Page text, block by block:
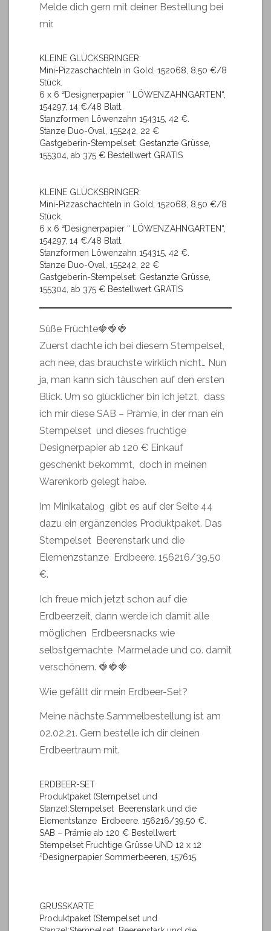
Melde dich gern mit deiner Bestellung bei
mir.
KLEINE GLÜCKSBRINGER:
Mini-Pizzaschachteln in Gold, 152068, 8,50 €/8
Stück.
6 x 6 ²Designerpapier “ LÖWENZAHNGARTEN“,
154297, 14 €/48 Blatt.
Stanzformen Löwenzahn 154315, 42 €.
Stanze Duo-Oval, 155242, 22 €
Gastgeberin-Stempelset: Gestanzte Grüsse,
155304, ab 375 € Bestellwert GRATIS
KLEINE GLÜCKSBRINGER:
Mini-Pizzaschachteln in Gold, 152068, 8,50 €/8
Stück.
6 x 6 ²Designerpapier “ LÖWENZAHNGARTEN“,
154297, 14 €/48 Blatt.
Stanzformen Löwenzahn 154315, 42 €.
Stanze Duo-Oval, 155242, 22 €
Gastgeberin-Stempelset: Gestanzte Grüsse,
155304, ab 375 € Bestellwert GRATIS
Süße Früchte🍓🍓🍓
Zuerst dachte ich bei diesem Stempelset,
ach nee, das brauchste wirklich nicht… Nun
ja, man kann sich täuschen auf den ersten
Blick. Um so glücklicher bin ich jetzt, dass
ich mir diese SAB – Prämie, in der man ein
Stempelset und dieses fruchtige
Designerpapier ab 120 € Einkauf
geschenkt bekommt, doch in meinen
Warenkorb gelegt habe.
Im Minikatalog gibt es auf der Seite 44
dazu ein ergänzendes Produktpaket. Das
Stempelset Beerenstark und die
Elemenzstanze Erdbeere. 156216/39,50
€.
Ich freue mich jetzt schon auf die
Erdbeerzeit, dann werde ich damit alle
möglichen Erdbeersnacks wie
selbstgemachte Marmelade und co. damit
verschönern. 🍓🍓🍓
Wie gefällt dir mein Erdbeer-Set?
Meine nächste Sammelbestellung ist am
02.02.21. Gern bestelle ich dir deinen
Erdbeertraum mit.
ERDBEER-SET
Produktpaket (Stempelset und
Stanze):Stempelset Beerenstark und die
Elementstanze Erdbeere. 156216/39,50 €.
SAB – Prämie ab 120 € Bestellwert:
Stempelset Fruchtige Grüsse UND 12 x 12
²Designerpapier Sommerbeeren, 157615.
GRUSSKARTE
Produktpaket (Stempelset und